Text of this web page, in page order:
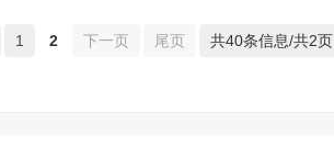
1 2 下一页 尾页 共40条信息/共2页